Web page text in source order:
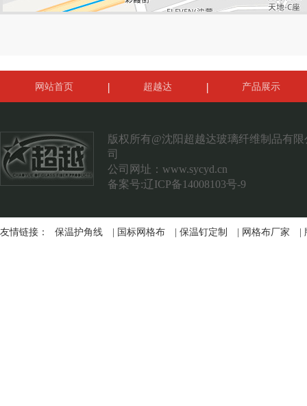
网站首页 超越达 产品展示
版权所有@沈阳超越达玻璃纤维制品有限
司
公司网址： www.sycyd.cn
备案号:辽ICP备14008103号-9
友情链接： 保温护角线 国标网格布 保温钉定制 网格布厂家 |